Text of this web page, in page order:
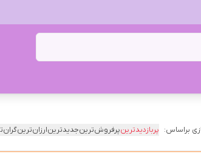
براساس: پربازدیدترینپرفروش‌ترینجدیدترینارزان‌ترین